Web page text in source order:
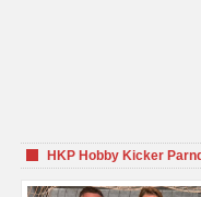
HKP Hobby Kicker